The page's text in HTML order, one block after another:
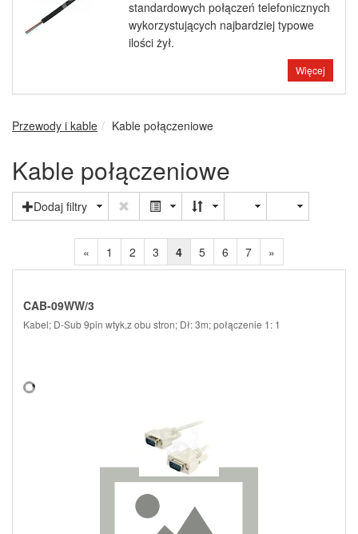
standardowych połączeń telefonicznych
wykorzystujących najbardziej typowe
ilości żył.
Więcej
Przewody i kable Kable połączeniowe
Kable połączeniowe
Dodaj filtry
« 1 2 3 4 5 6 7 »
CAB-09WW/3
Kabel; D-Sub 9pin wtyk,z obu stron; Dł: 3m; połączenie 1: 1